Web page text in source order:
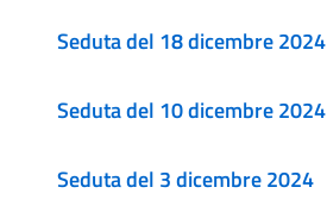
Seduta del 18 dicembre 2024
Seduta del 10 dicembre 2024
Seduta del 3 dicembre 2024